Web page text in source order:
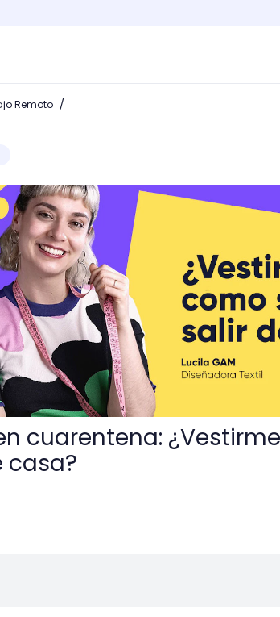
Remoto /
¿Vestirme como si fuera a salir de casa?
cuarentena:
casa?